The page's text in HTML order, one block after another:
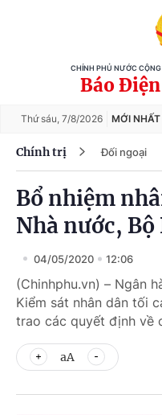
CHÍNH PHỦ NƯỚC
Báo
Thứ sáu, 7/8/2026 MỚI NHẤT
Chính trị Đối ngoại
Bổ nhiệm
Nhà nước, Bộ
04/05/2020 12:06
(Chinhphu.vn) – Ngân
Kiểm sát nhân dân tối
trao các quyết định về
aA